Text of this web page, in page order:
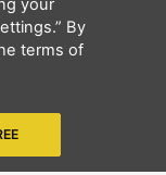
de
Todos os direitos
your
By
terms of